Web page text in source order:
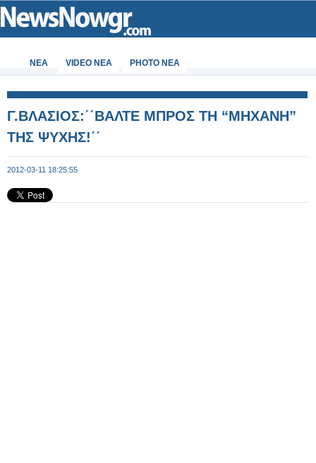
ΝΕΑ VIDEO NEA PHOTO NEA
Γ.ΒΛΑΣΙΟΣ:΄΄ΒΑΛΤΕ ΜΠΡΟΣ ΤΗ “MHXANH”
ΤΗΣ ΨΥΧΗΣ!΄΄
2012-03-11 18:25:55